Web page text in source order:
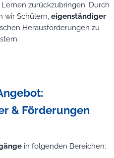
zurückzubringen. Durch
wir Schülern, eigenständiger
Herausforderungen zu
& Förderungen
in folgenden Bereichen: